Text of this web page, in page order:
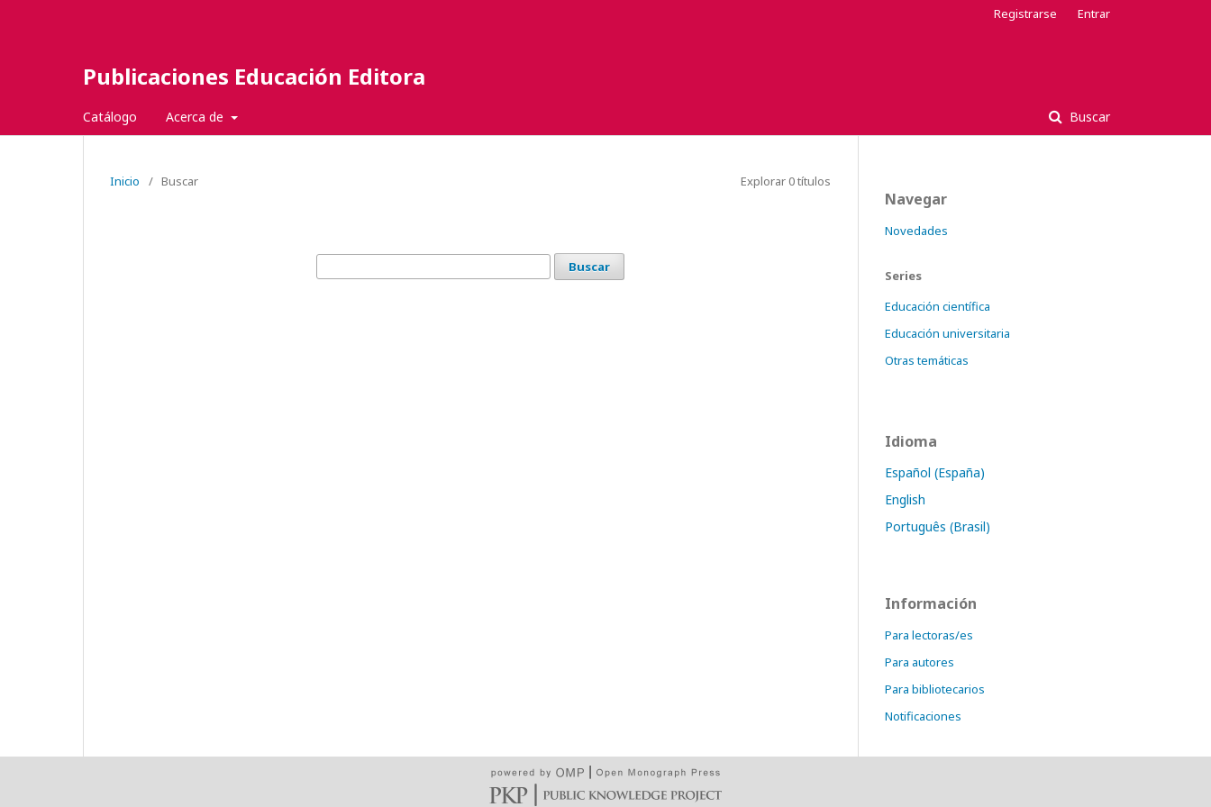
Publicaciones Educación Editora
Catálogo Acerca de Buscar
Registrarse Entrar
Inicio / Buscar Explorar 0 títulos
Buscar
Navegar
Novedades
Series
Educación científica
Educación universitaria
Otras temáticas
Idioma
Español (España)
English
Português (Brasil)
Información
Para lectoras/es
Para autores
Para bibliotecarios
Notificaciones